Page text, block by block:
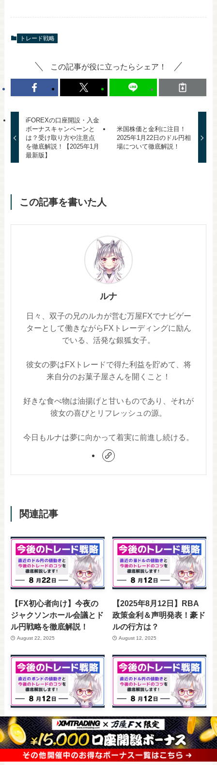
トレード戦略
この記事が役に立ったらシェア！
iFOREXの口座開設・入金
ボーナスキャンペーンと
は？受け取り方や注意点
を徹底解説！【2025年1月
最新版】
米国株価と金利に注目！
2025年1月22日のドル円相
場について徹底解説！
この記事を書いた人
ルナ
日々、双子の兄のルカが営む万屋FXでナビゲー
ターとして働きながらFXトレーディングに励ん
でいる、活発な銀狐女子。
彼女の夢はFXトレードで得た利益を貯めて、将
来自分のお菓子屋さんを開くこと！
好きな食べ物は油揚げと甘いものであり、それが
彼女の喜びとリフレッシュの源。
今日もルナは夢に向かって着実に前進し続ける。
関連記事
【FX初心者向け】今夜の
ジャクソンホール会議とド
ル円戦略を徹底解説！
August 22, 2025
【2025年8月12日】RBA
政策金利＆声明発表！豪ド
ルの行方は？
August 12, 2025
【2025年8月12日】英国失
業率＆雇用統計発表！ポン
ドの行方は？
August 12, 2025
【2025年8月12日】米CPI
発表！ドル相場の行方は？
August 12, 2025